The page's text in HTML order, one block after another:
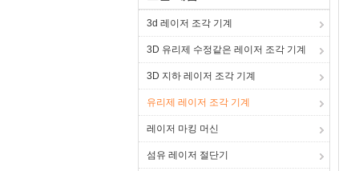
3d 레이저 조각 기계
3D 유리제 수정같은 레이저 조각 기계
3D 지하 레이저 조각 기계
유리제 레이저 조각 기계
레이저 마킹 머신
섬유 레이저 절단기